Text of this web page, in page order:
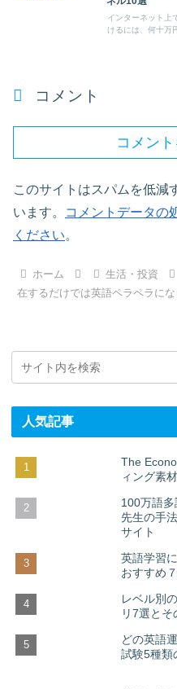
インターネット上
けるには、何十万
コメント
コメン
このサイトはスパムを低減
います。
コメントデータの
ください。
ホーム 生活・投資
在するだけでは英語ペラペラに
人気記事
The
ィング素
100万語
先生の手
サイト
英語学習
おすすめ
レベル別
リ7選とそ
どの英語
試験5種類